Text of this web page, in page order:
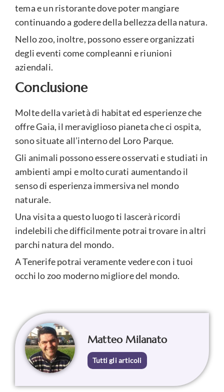
tema e un ristorante dove poter mangiare
continuando a godere della bellezza della natura.
Nello zoo, inoltre, possono essere organizzati
degli eventi come compleanni e riunioni
aziendali.
Conclusione
Molte della varietà di habitat ed esperienze che
offre Gaia, il meraviglioso pianeta che ci ospita,
sono situate all’interno del Loro Parque.
Gli animali possono essere osservati e studiati in
ambienti ampi e molto curati aumentando il
senso di esperienza immersiva nel mondo
naturale.
Una visita a questo luogo ti lascerà ricordi
indelebili che difficilmente potrai trovare in altri
parchi natura del mondo.
A Tenerife potrai veramente vedere con i tuoi
occhi lo zoo moderno migliore del mondo.
Matteo Milanato
Tutti gli articoli